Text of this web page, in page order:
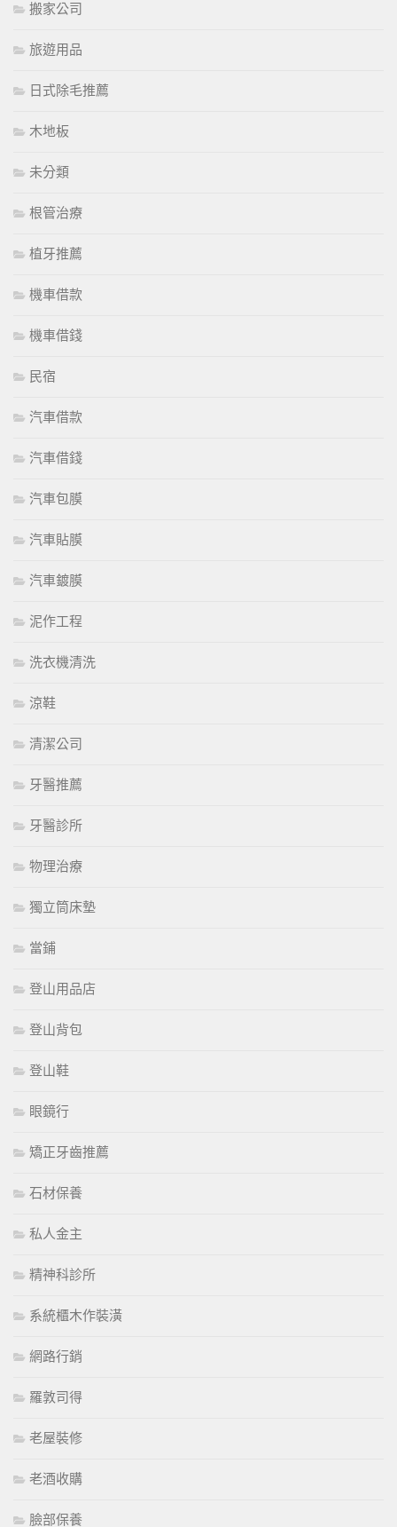
搬家公司
旅遊用品
日式除毛推薦
木地板
未分類
根管治療
植牙推薦
機車借款
機車借錢
民宿
汽車借款
汽車借錢
汽車包膜
汽車貼膜
汽車鍍膜
泥作工程
洗衣機清洗
涼鞋
清潔公司
牙醫推薦
牙醫診所
物理治療
獨立筒床墊
當鋪
登山用品店
登山背包
登山鞋
眼鏡行
矯正牙齒推薦
石材保養
私人金主
精神科診所
系統櫃木作裝潢
網路行銷
羅敦司得
老屋裝修
老酒收購
臉部保養